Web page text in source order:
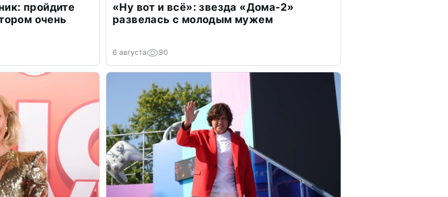
пройдите
очень
«Ну вот и всё»: звезда «Дома-2»
развелась с молодым мужем
6 августа 90